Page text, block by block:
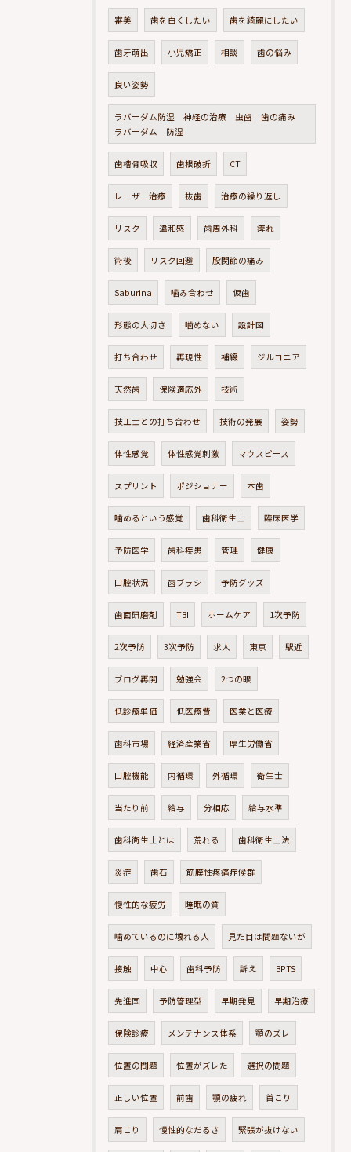
審美 歯を白くしたい 歯を綺麗にしたい
歯牙萌出 小児矯正 相談 歯の悩み
良い姿勢
ラバーダム防湿 神経の治療 虫歯 歯の痛み
ラバーダム 防湿
歯槽骨吸収 歯根破折 CT
レーザー治療 抜歯 治療の繰り返し
リスク 違和感 歯周外科 痺れ
術後 リスク回避 股関節の痛み
Saburina 噛み合わせ 仮歯
形態の大切さ 噛めない 設計図
打ち合わせ 再現性 補綴 ジルコニア
天然歯 保険適応外 技術
技工士との打ち合わせ 技術の発展 姿勢
体性感覚 体性感覚刺激 マウスピース
スプリント ポジショナー 本歯
噛めるという感覚 歯科衛生士 臨床医学
予防医学 歯科疾患 管理 健康
口腔状況 歯ブラシ 予防グッズ
歯面研磨剤 TBI ホームケア 1次予防
2次予防 3次予防 求人 東京 駅近
ブログ再開 勉強会 2つの眼
低診療単価 低医療費 医業と医療
歯科市場 経済産業省 厚生労働省
口腔機能 内循環 外循環 衛生士
当たり前 給与 分相応 給与水準
歯科衛生士とは 荒れる 歯科衛生士法
炎症 歯石 筋膜性疼痛症候群
慢性的な疲労 睡眠の質
噛めているのに壊れる人 見た目は問題ないが
接触 中心 歯科予防 訴え BPTS
先進国 予防管理型 早期発見 早期治療
保険診療 メンテナンス体系 顎のズレ
位置の問題 位置がズレた 選択の問題
正しい位置 前歯 顎の疲れ 首こり
肩こり 慢性的なだるさ 緊張が抜けない